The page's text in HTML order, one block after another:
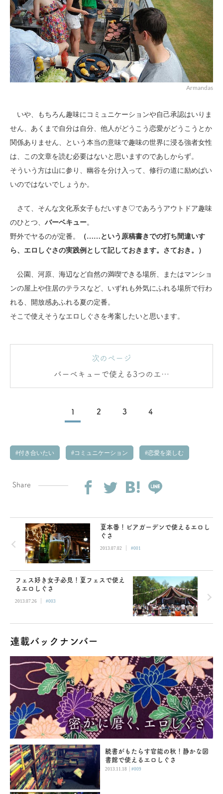
Armandas
いや、もちろん趣味にコミュニケーションや自己承認はいりま
せん、あくまで自分は自分、他人がどうこう恋愛がどうこうとか
関係ありません、という本当の意味で趣味の世界に浸る強者女性
は、この文章を読む必要はないと思いますのであしからず。
そういう方は山に参り、幽谷を分け入って、修行の道に励めばい
いのではないでしょうか。
さて、そんな文化系女子もだいすき♡であろうアウトドア趣味
のひとつ、 バーベキュー。
野外でヤるのが定番。
（……という原稿書きでの打ち間違いす
ら、エロしぐさの実践例として記しておきます。さておき。）
公園、河原、海辺など自然の満喫できる場所、またはマンショ
ンの屋上や住居のテラスなど、いずれも外気にふれる場所で行わ
れる、開放感あふれる夏の定番。
そこで使えそうなエロしぐさを考案したいと思います。
次のページ
バーベキューで使える3つのエロ
しぐさ
1 2 3 4
付き合いたい コミュニケーション 恋愛を楽しむ
Share
夏本番！ビアガーデンで使えるエロし
ぐさ
2013.07.02 | #001
フェス好き女子必見！夏フェスで使え
るエロしぐさ
2013.07.26 | #003
連載バックナンバー
読書がもたらす官能の秋！静かな図
書館で使えるエロしぐさ
2013.11.18 |#009